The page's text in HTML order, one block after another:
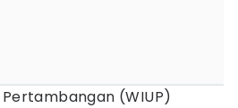
Pertambangan (WIUP)